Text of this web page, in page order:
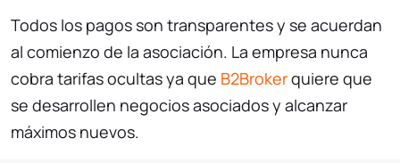
Todos los pagos son transparentes y se acuerdan
al comienzo de la asociación. La empresa nunca
cobra tarifas ocultas ya que B2Brokerquiere que
se desarrollen negocios asociados y alcanzar
máximos nuevos.